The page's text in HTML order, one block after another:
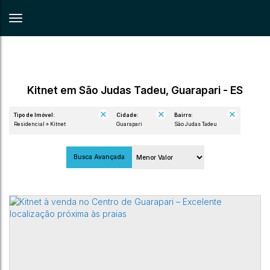
Kitnet em São Judas Tadeu, Guarapari - ES
Tipo de Imóvel:
Residencial » Kitnet
Cidade:
Guarapari
Bairro:
São Judas Tadeu
Busca Avançada